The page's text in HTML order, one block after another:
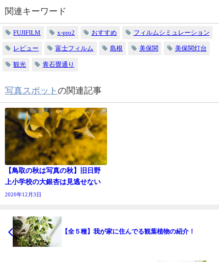
関連キーワード
FUJIFILM x-pro2 おすすめ フィルムシミュレーション
レビュー 富士フィルム 島根 美保関 美保関灯台
観光 青石畳通り
写真スポット の関連記事
【鳥取の秋は写真の秋】旧日野
上小学校の大銀杏は見逃せない
2020年12月3日
【全５種】我が家に住んでる観葉植物の紹介！